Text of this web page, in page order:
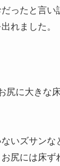
ったと言い
れました。
尻に大きな
いズサンな
尻には床ず